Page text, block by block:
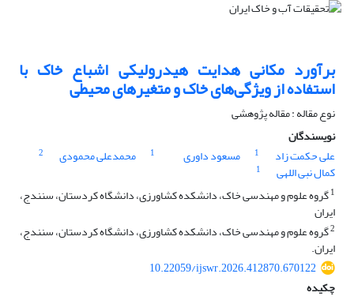
برآورد مکانی هدایت هیدرولیکی اشباع خاک با
استفاده از ویژگی‌های خاک و متغیرهای محیطی
نوع مقاله : مقاله پژوهشی
نویسندگان
علی حکمت زاد
1 مسعود داوری 1 محمدعلی محمودی 2
کمال نبی اللهی
1
1گروه علوم و مهندسی خاک، دانشکده کشاورزی، دانشگاه کردستان، سنندج،
ایران
2گروه علوم و مهندسی خاک، دانشکده کشاورزی، دانشگاه کردستان، سنندج،
ایران.
10.22059/ijswr.2026.412870.670122
چکیده